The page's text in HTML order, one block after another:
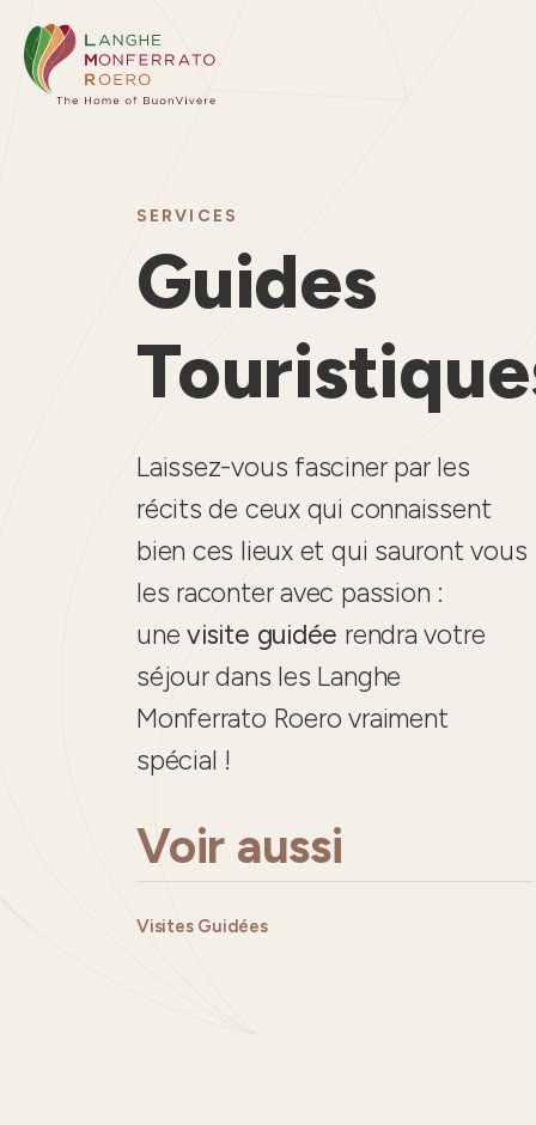
SERVICES
Guides
Laissez-vous fasciner par les
récits de ceux qui connaissent
bien ces lieux et qui sauront vous
les raconter avec passion :
unevisite guidée rendra votre
séjour dans les Langhe
Monferrato Roero vraiment
spécial !
Voir aussi
Visites Guidées